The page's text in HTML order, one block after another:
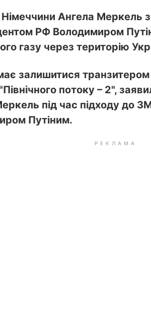
Ангела Меркель
РФ Володимиром
газу через територію
залишитися
потоку – 2",
під час підходу до
Путіним.
РЕКЛАМА